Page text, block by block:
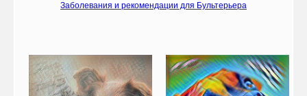
Заболевания и рекомендации для Бультерьера